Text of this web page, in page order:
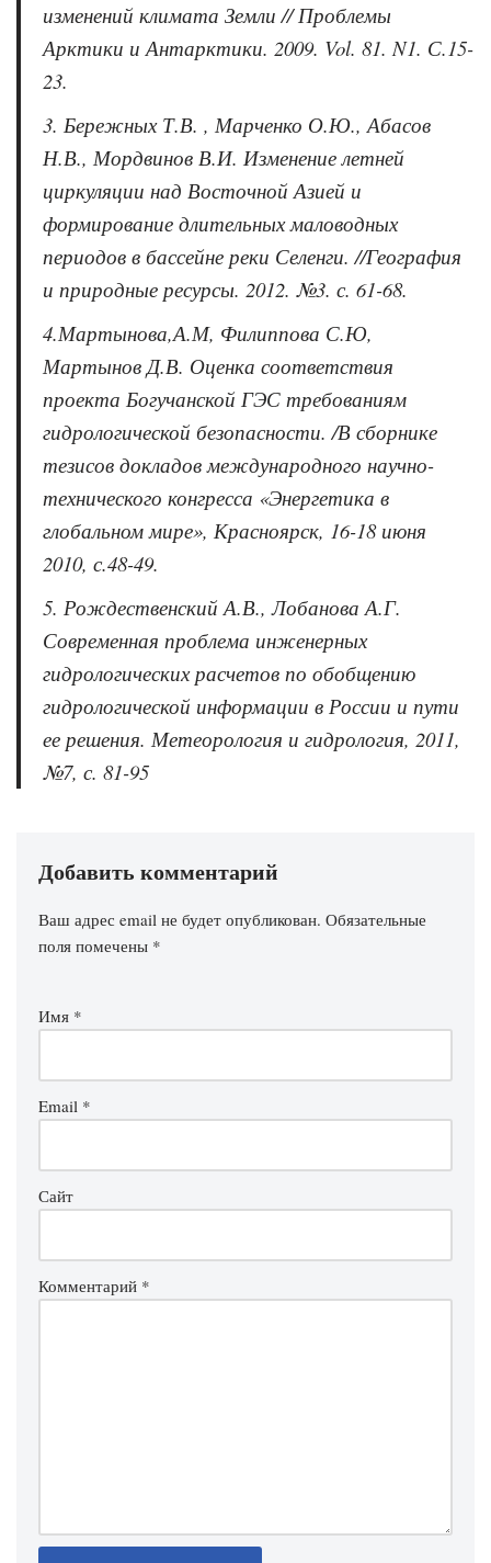
изменений климата Земли // Проблемы
Арктики и Антарктики. 2009. Vol. 81. N1. С.15-
23.
3. Бережных Т.В. , Марченко О.Ю., Абасов
Н.В., Мордвинов В.И. Изменение летней
циркуляции над Восточной Азией и
формирование длительных маловодных
периодов в бассейне реки Селенги. //География
и природные ресурсы. 2012. №3. с. 61-68.
4.Мартынова,А.М, Филиппова С.Ю,
Мартынов Д.В. Оценка соответствия
проекта Богучанской ГЭС требованиям
гидрологической безопасности. /В сборнике
тезисов докладов международного научно-
технического конгресса «Энергетика в
глобальном мире», Красноярск, 16-18 июня
2010, с.48-49.
5. Рождественский А.В., Лобанова А.Г.
Современная проблема инженерных
гидрологических расчетов по обобщению
гидрологической информации в России и пути
ее решения. Метеорология и гидрология, 2011,
№7, с. 81-95
Добавить комментарий
Ваш адрес email не будет опубликован. Обязательные
поля помечены *
Имя *
Email *
Сайт
Комментарий *